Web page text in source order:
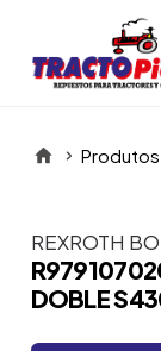
Produtos
Itens da
REXROTH
DOBLE